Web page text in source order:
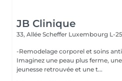
JB Clinique
33, Allée Scheffer Luxembourg L-
-Remodelage corporel et soins
Imaginez une peau plus ferme,
jeunesse retrouvée et une t...